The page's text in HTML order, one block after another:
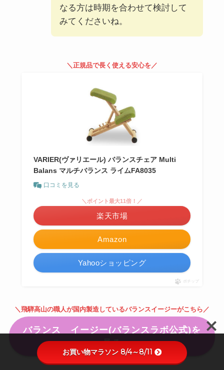
なる方は時期を合わせて検討して
みてくださいね。
＼正規品で長く使える安心を／
VARIER(ヴァリエール) バランスチェア Multi
Balans マルチバランス ライムFA8035
口コミを見る
Amazon
＼ポイント最大11倍！／
楽天市場
Yahooショッピング
ポチップ
＼飛騨高山の職人が国内製造しているバランスイージーがこちら／
バランス イージー(バランスラボ公式)を
見る
お買い物マラソン 8/4～8/11